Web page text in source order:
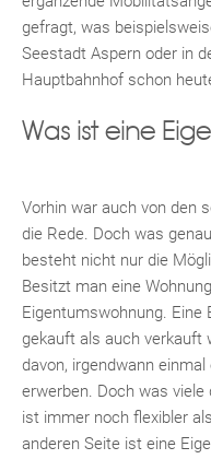
Fac Inst
gefragt, was
Seestadt Aspern oder in
Hauptbahnhof schon
Was ist eine
Vorhin war auch von den
die Rede. Doch was
besteht nicht nur die
Besitzt man eine
Eigentumswohnung. Eine
gekauft als auch verkauft
davon, irgendwann
erwerben. Doch was
ist immer noch flexibler
anderen Seite ist eine